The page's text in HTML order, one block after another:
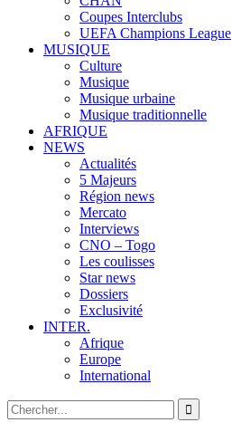
Coupes Interclubs
UEFA Champions League
MUSIQUE
Culture
Musique
Musique urbaine
Musique traditionnelle
AFRIQUE
NEWS
Actualités
5 Majeurs
Région news
Mercato
Interviews
CNO – Togo
Les coulisses
Star news
Dossiers
Exclusivité
INTER.
Afrique
Europe
International